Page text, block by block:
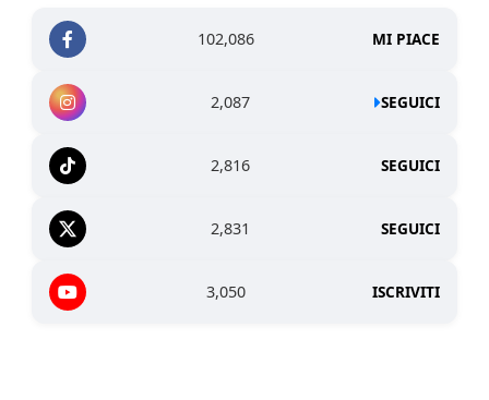
102,086 MI PIACE
2,087 SEGUICI
2,816 SEGUICI
2,831 SEGUICI
3,050 ISCRIVITI